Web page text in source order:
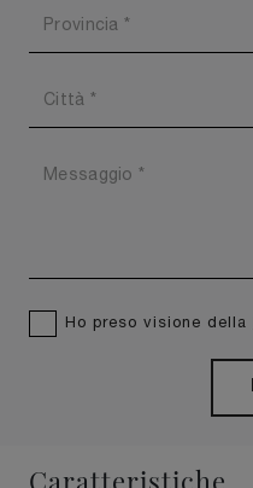
Ho preso visione della
Caratteristiche